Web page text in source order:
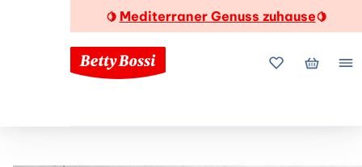
🍋 Mediterraner Genuss zuhause🍋
MeineMein